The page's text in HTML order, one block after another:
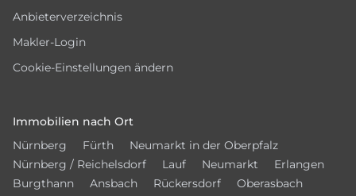
Anbieterverzeichnis
Makler-Login
Cookie-Einstellungen ändern
Immobilien nach Ort
Nürnberg
Fürth
Neumarkt in der Oberpfalz
Nürnberg / Reichelsdorf
Lauf Neumarkt
Erlangen
Burgthann
Ansbach Rückersdorf
Oberasbach